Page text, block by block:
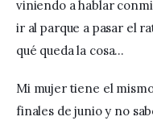
viniendo a hablar
ir al parque a pasar el
qué queda la cosa…
Mi mujer tiene el
finales de junio y no